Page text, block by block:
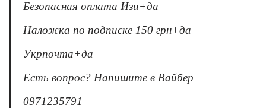
Безопасная оплата Изи+да
Наложка по подписке 150 грн+да
Укрпочта+да
Есть вопрос? Напишите в Вайбер
0971235791